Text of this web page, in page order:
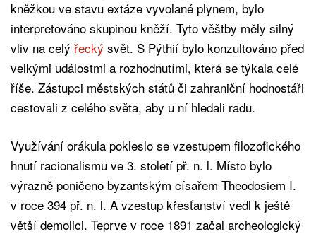
kněžkou ve stavu extáze vyvolané plynem, bylo
interpretováno skupinou kněží. Tyto věštby měly silný
vliv na celý řecký svět. S Pýthií bylo konzultováno před
velkými událostmi a rozhodnutími, která se týkala celé
říše. Zástupci městských států či zahraniční hodnostáři
cestovali z celého světa, aby u ní hledali radu.
Využívání orákula pokleslo se vzestupem filozofického
hnutí racionalismu ve 3. století př. n. l. Místo bylo
výrazně poničeno byzantským císařem Theodosiem I.
v roce 394 př. n. l. A vzestup křesťanství vedl k ještě
větší demolici. Teprve v roce 1891 začal archeologický